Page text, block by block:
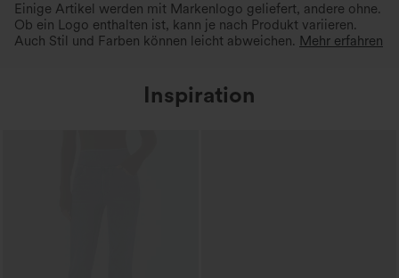
Einige Artikel werden mit Markenlogo geliefert, andere ohne.
Ob ein Logo enthalten ist, kann je nach Produkt variieren.
Auch Stil und Farben können leicht abweichen. Mehr erfahren
Inspiration